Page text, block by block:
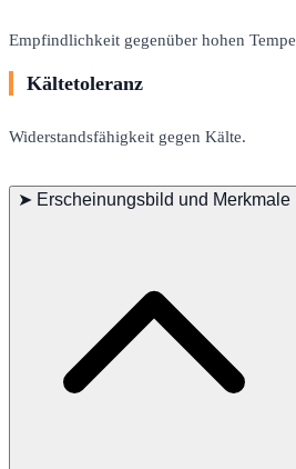
Empfindlichkeit gegenüber hohen
Kältetoleranz
Widerstandsfähigkeit gegen Kälte.
➤ Erscheinungsbild und Merkmale